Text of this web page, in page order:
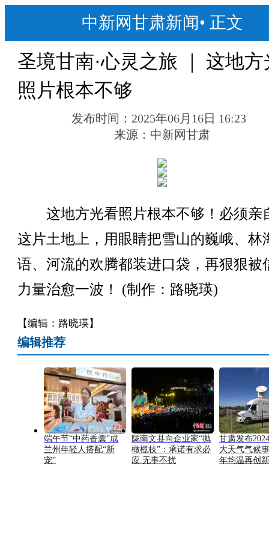
中新网甘肃新闻• 正文
圣境甘南·心灵之旅 ｜ 这地
照片根本不够
发布时间： 2025年06月16日 16:23
来源： 中新网甘肃
这地方光看照片根本不够！必须亲
这片土地上，用眼睛把雪山的巍峨、林
语、河流的欢腾都装进口袋，再狠狠被
力量治愈一波！ ​​​(制作：路晓瑛)
【编辑：路晓瑛】
编辑推荐
端午节“中药香囊”成
兰州年轻人搭配“新
宠”
陇南文县向企业家“抛
橄榄枝”：承诺有求必
应 无事不扰
甘肃发布
大天气气候
年均温再创